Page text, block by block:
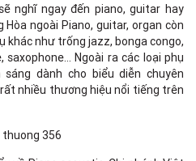
nghĩ ngay đến piano, guitar hay
ngoài Piano, guitar, organ còn
khác như trống jazz, bonga congo,
saxophone… Ngoài ra các loại phụ
dành cho biểu diễn chuyên
nhiều thương hiệu nổi tiếng trên